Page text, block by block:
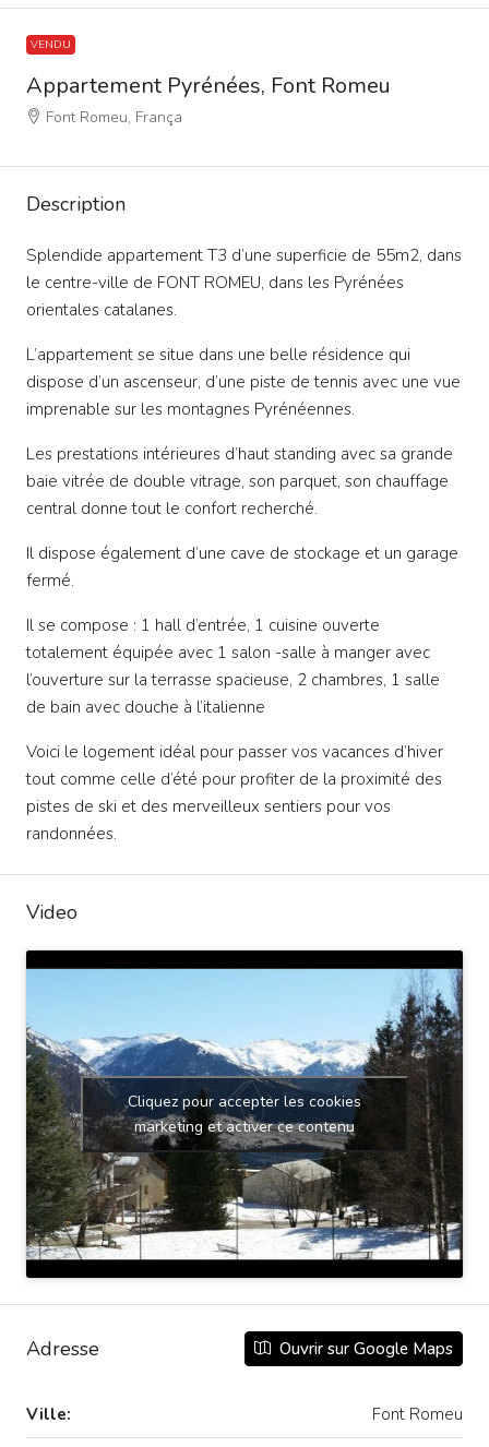
VENDU
Appartement Pyrénées, Font Romeu
Font Romeu, França
Description
Splendide appartement T3 d’une superficie de 55m2, dans
le centre-ville de FONT ROMEU, dans les Pyrénées
orientales catalanes.
L’appartement se situe dans une belle résidence qui
dispose d’un ascenseur, d’une piste de tennis avec une vue
imprenable sur les montagnes Pyrénéennes.
Les prestations intérieures d’haut standing avec sa grande
baie vitrée de double vitrage, son parquet, son chauffage
central donne tout le confort recherché.
Il dispose également d’une cave de stockage et un garage
fermé.
Il se compose : 1 hall d’entrée, 1 cuisine ouverte
totalement équipée avec 1 salon -salle à manger avec
l’ouverture sur la terrasse spacieuse, 2 chambres, 1 salle
de bain avec douche à l’italienne
Voici le logement idéal pour passer vos vacances d’hiver
tout comme celle d’été pour profiter de la proximité des
pistes de ski et des merveilleux sentiers pour vos
randonnées.
Video
Cliquez pour accepter les cookies
marketing et activer ce contenu
Adresse Ouvrir sur Google Maps
Ville: Font Romeu